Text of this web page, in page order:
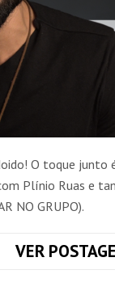
O toque junto
Plínio Ruas e
NO GRUPO).
VER